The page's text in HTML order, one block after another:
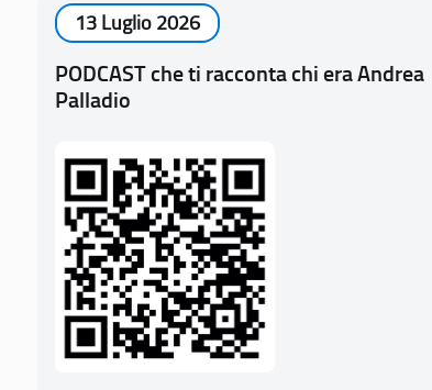
13 Luglio 2026
PODCAST che ti racconta chi era Andrea
Palladio